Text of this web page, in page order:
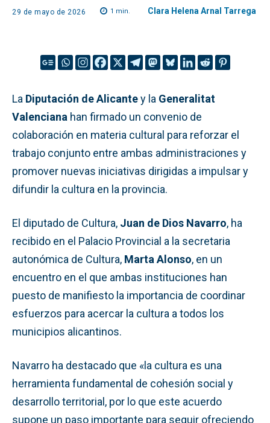
29 de mayo de 2026 1 min. Clara Helena Arnal Tarrega
La Diputación de Alicantey la Generalitat
Valenciana han firmado un convenio de
colaboración en materia cultural para reforzar el
trabajo conjunto entre ambas administraciones y
promover nuevas iniciativas dirigidas a impulsar y
difundir la cultura en la provincia.
El diputado de Cultura, Juan de Dios Navarro, ha
recibido en el Palacio Provincial a la secretaria
autonómica de Cultura, Marta Alonso, en un
encuentro en el que ambas instituciones han
puesto de manifiesto la importancia de coordinar
esfuerzos para acercar la cultura a todos los
municipios alicantinos.
Navarro ha destacado que «la cultura es una
herramienta fundamental de cohesión social y
desarrollo territorial, por lo que este acuerdo
supone un paso importante para seguir ofreciendo